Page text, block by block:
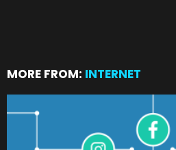
MORE FROM: INTERNET